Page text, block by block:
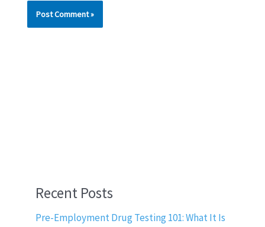
Recent Posts
Pre-Employment Drug Testing 101: What It Is